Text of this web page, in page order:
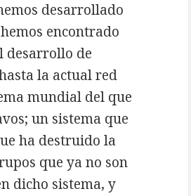
desarrollado
encontrado
desarrollo de
la actual red
mundial del que
un sistema que
ha destruido la
que ya no son
dicho sistema, y